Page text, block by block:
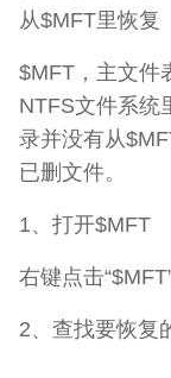
从$MFT里恢复
$MFT，主文件
NTFS文件系统
录并没有从
已删文件。
1、打开$MFT
右键点击
2、查找要恢复